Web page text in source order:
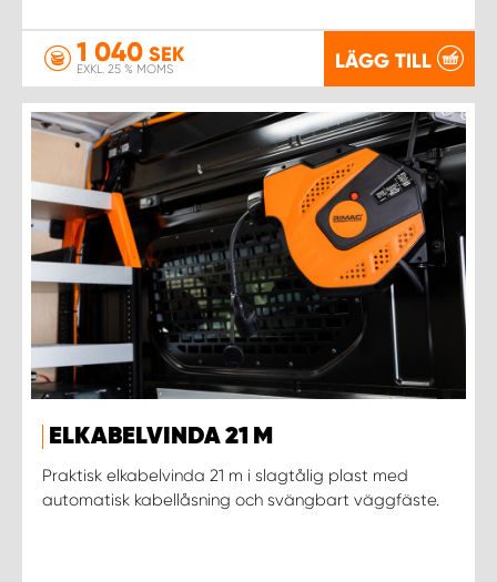
1 040 SEK
EXKL. 25 % MOMS LÄGG TILL
ELKABELVINDA 21 M
Praktisk elkabelvinda 21 m i slagtålig plast med
automatisk kabellåsning och svängbart väggfäste.